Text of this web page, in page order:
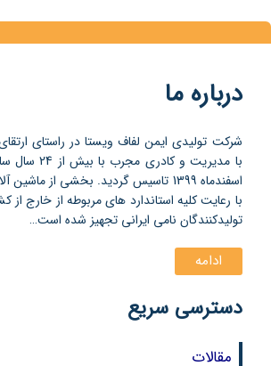
درباره ما
شرکت تولیدی ایمن لفاف ویستا در راستای
با مدیریت و
اسفندماه 1399 تاسیس گردید. بخشی از
با رعایت کلیه استاندارد های مربوطه از خارج
تولیدکنندگان نامی ایرانی تجهیز شده است…
ادامه
دسترسی سریع
مقالات